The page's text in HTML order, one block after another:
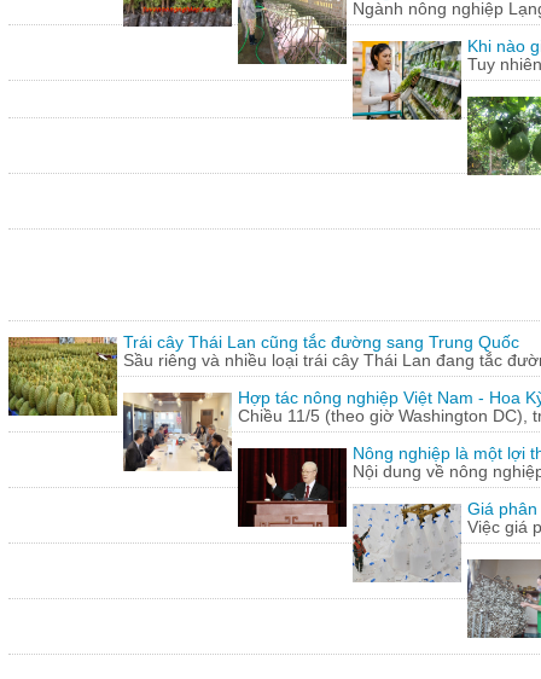
Ngành nông nghiệp
Khi nào
Tuy
Trái cây Thái Lan cũng tắc đường sang Trung Quốc
Sầu riêng và nhiều loại trái cây Thái Lan đang tắc
Hợp tác nông nghiệp Việt Nam - Hoa
Chiều 11/5 (theo giờ Washington DC),
Nông nghiệp là một lợi
Nội dung về nông
Giá
Việc giá